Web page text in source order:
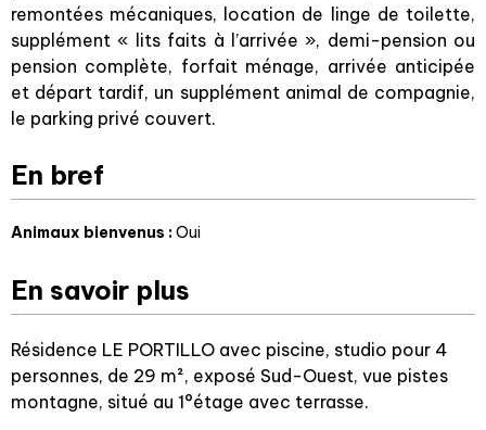
remontées mécaniques, location de linge de toilette,
supplément « lits faits à l’arrivée », demi-pension ou
pension complète, forfait ménage, arrivée anticipée
et départ tardif, un supplément animal de compagnie,
le parking privé couvert.
En bref
Animaux bienvenus :Oui
En savoir plus
Résidence LE PORTILLO avec piscine, studio pour 4
personnes, de 29 m², exposé Sud-Ouest, vue pistes
montagne, situé au 1°étage avec terrasse.